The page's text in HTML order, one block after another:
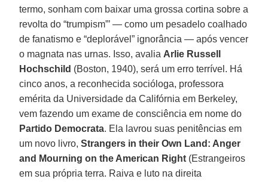
termo, sonham com baixar uma grossa cortina sobre a
revolta do “trumpism”’ — como um pesadelo coalhado
de fanatismo e “deplorável” ignorância — após vencer
o magnata nas urnas. Isso, avalia Arlie Russell
Hochschild (Boston, 1940), será um erro terrível. Há
cinco anos, a reconhecida socióloga, professora
emérita da Universidade da Califórnia em Berkeley,
vem fazendo um exame de consciência em nome do
Partido Democrata. Ela lavrou suas penitências em
um novo livro,Strangers in their Own Land: Anger
and Mourning on the American Right (Estrangeiros
em sua própria terra. Raiva e luto na direita